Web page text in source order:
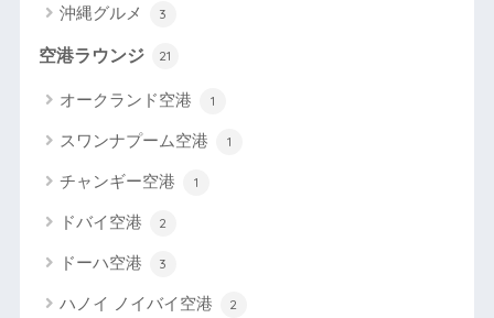
沖縄グルメ 3
空港ラウンジ 21
オークランド空港 1
スワンナプーム空港 1
チャンギー空港 1
ドバイ空港 2
ドーハ空港 3
ハノイ ノイバイ空港 2